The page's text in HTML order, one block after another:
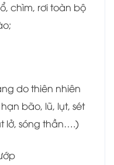
chìm, rơi toàn bộ
do thiên nhiên
bão, lũ, lụt, sét
lở, sóng thần….)